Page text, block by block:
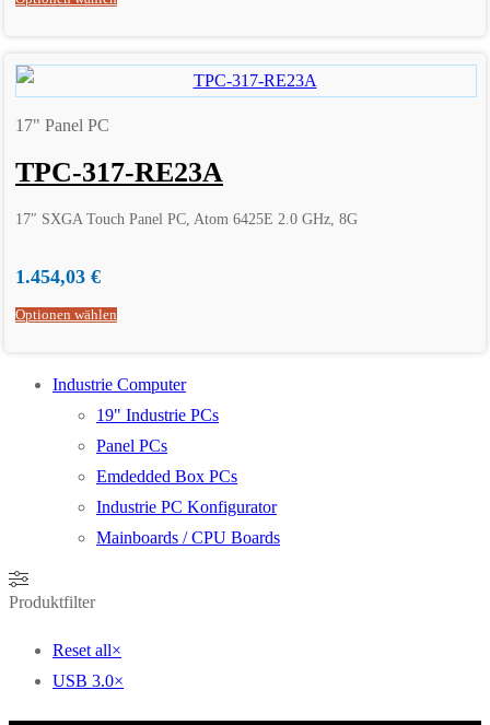
17" Panel PC
TPC-317-RE23A
17″ SXGA Touch Panel PC, Atom 6425E 2.0 GHz, 8G
1.454,03 €
Optionen wählen
Industrie Computer
19" Industrie PCs
Panel PCs
Emdedded Box PCs
Industrie PC Konfigurator
Mainboards / CPU Boards
Produktfilter
Reset all×
USB 3.0×